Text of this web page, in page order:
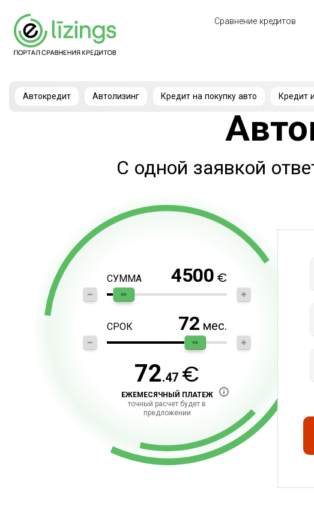
Сравнение кредитов
Автокредит Автолизинг Кредит на покупку авто Кредит
С одной заявкой
СУММА 4500 €
СРОК 72 мес.
72.47 €
ЕЖЕМЕСЯЧНЫЙ ПЛАТЕЖ
точный расчет будет в
предложении